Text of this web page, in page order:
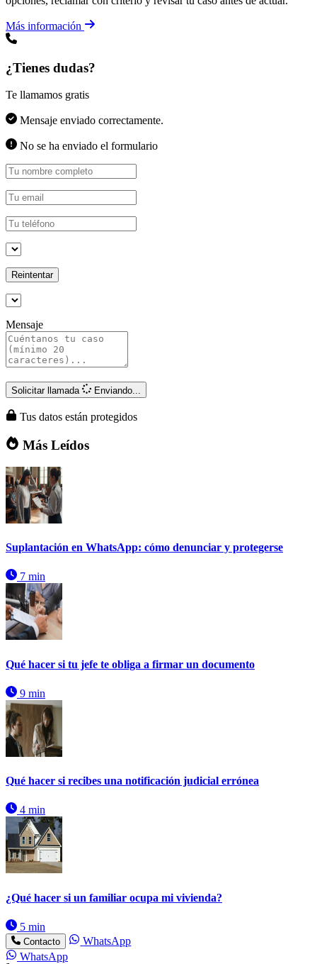
Más información
¿Tienes dudas?
Te llamamos gratis
Mensaje enviado correctamente.
No se ha enviado el formulario
Reintentar
Mensaje
Solicitar llamada Enviando...
Tus datos están protegidos
Más Leídos
Suplantación en WhatsApp: cómo denunciar y protegerse
7 min
Qué hacer si tu jefe te obliga a firmar un documento
9 min
Qué hacer si recibes una notificación judicial errónea
4 min
¿Qué hacer si un familiar ocupa mi vivienda?
5 min
Contacto
WhatsApp
WhatsApp